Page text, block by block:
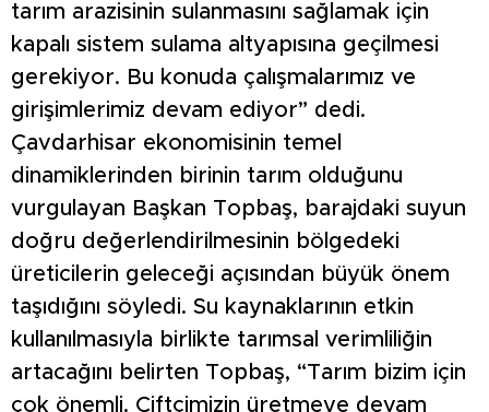
tarım arazisinin sulanmasını sağlamak için
kapalı sistem sulama altyapısına geçilmesi
gerekiyor. Bu konuda çalışmalarımız ve
girişimlerimiz devam ediyor” dedi.
Çavdarhisar ekonomisinin temel
dinamiklerinden birinin tarım olduğunu
vurgulayan Başkan Topbaş, barajdaki suyun
doğru değerlendirilmesinin bölgedeki
üreticilerin geleceği açısından büyük önem
taşıdığını söyledi. Su kaynaklarının etkin
kullanılmasıyla birlikte tarımsal verimliliğin
artacağını belirten Topbaş, “Tarım bizim için
çok önemli. Çiftçimizin üretmeye devam